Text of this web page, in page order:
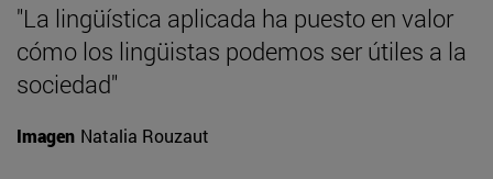
"La lingüística aplicada ha puesto en valor
cómo los lingüistas podemos ser útiles a la
sociedad"
Imagen Natalia Rouzaut